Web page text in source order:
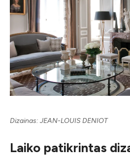
Dizainas: JEAN-LOUIS DENIOT
Laiko patikrintas